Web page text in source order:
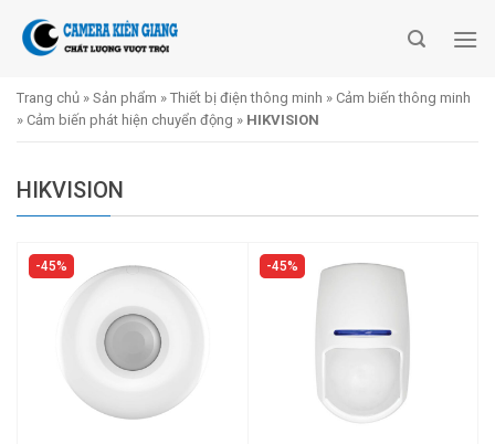
Trang chủ » Sản phẩm » Thiết bị điện thông minh » Cảm biến thông minh
» Cảm biến phát hiện chuyển động » HIKVISION
HIKVISION
45% 45%